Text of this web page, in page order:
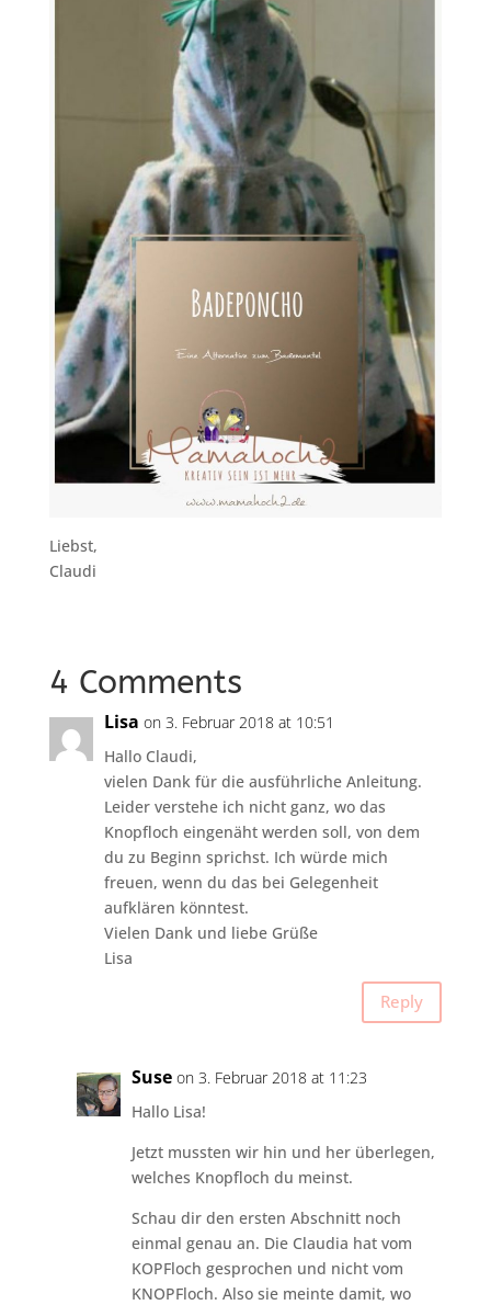
Liebst,
Claudi
4 Comments
Lisa on 3. Februar 2018 at 10:51
Hallo Claudi,
vielen Dank für die ausführliche Anleitung.
Leider verstehe ich nicht ganz, wo das
Knopfloch eingenäht werden soll, von dem
du zu Beginn sprichst. Ich würde mich
freuen, wenn du das bei Gelegenheit
aufklären könntest.
Vielen Dank und liebe Grüße
Lisa
Reply
Suse on 3. Februar 2018 at 11:23
Hallo Lisa!
Jetzt mussten wir hin und her überlegen,
welches Knopfloch du meinst.
Schau dir den ersten Abschnitt noch
einmal genau an. Die Claudia hat vom
KOPFloch gesprochen und nicht vom
KNOPFloch. Also sie meinte damit, wo